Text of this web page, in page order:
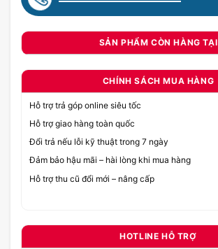
SẢN PHẨM CÒN HÀNG TẠI
CHÍNH SÁCH MUA HÀNG
Hỗ trợ trả góp online siêu tốc
Hỗ trợ giao hàng toàn quốc
Đổi trả nếu lỗi kỹ thuật trong 7 ngày
Đảm bảo hậu mãi – hài lòng khi mua hàng
Hỗ trợ thu cũ đổi mới – nâng cấp
HOTLINE HỖ TRỢ